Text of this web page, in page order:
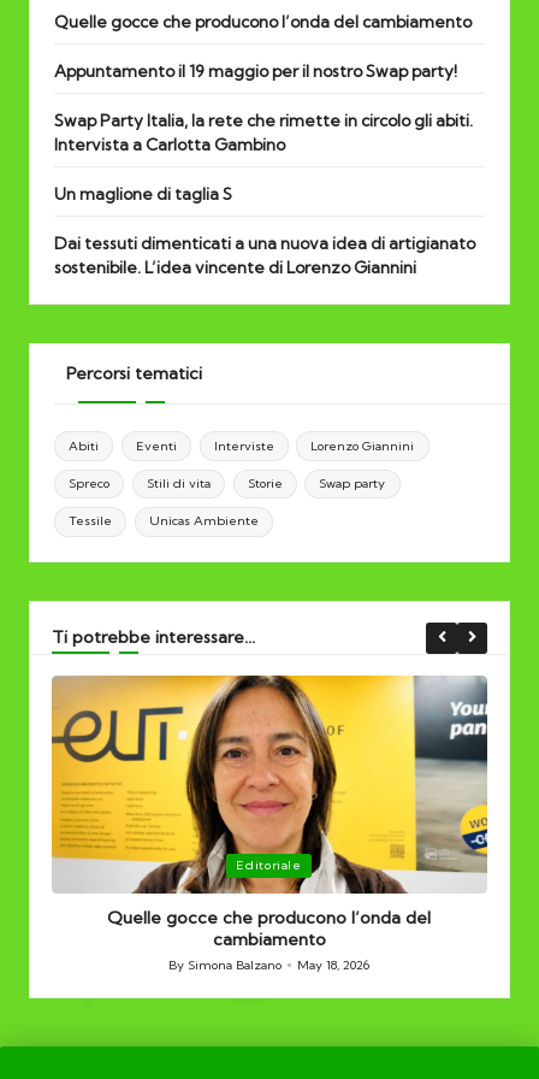
Quelle gocce che producono l’onda del cambiamento
Appuntamento il 19 maggio per il nostro Swap party!
Swap Party Italia, la rete che rimette in circolo gli abiti.
Intervista a Carlotta Gambino
Un maglione di taglia S
Dai tessuti dimenticati a una nuova idea di artigianato
sostenibile. L’idea vincente di Lorenzo Giannini
Percorsi tematici
Abiti Eventi Interviste Lorenzo Giannini
Spreco Stili di vita Storie Swap party
Tessile Unicas Ambiente
Ti potrebbe interessare...
Posted
Editoriale
Quelle gocce che producono l’onda del
cambiamento
Posted
by
By Simona Balzano May 18, 2026